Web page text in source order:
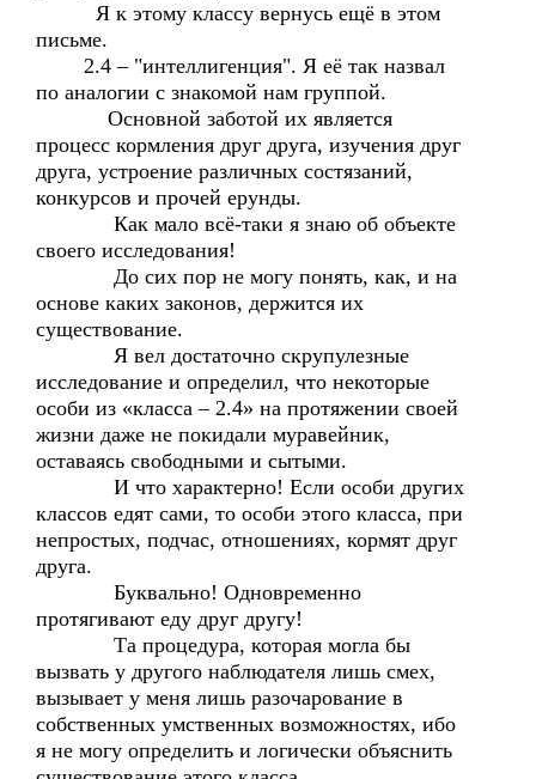
Я к этому классу вернусь ещё в этом
письме.
2.4 – "интеллигенция". Я её так назвал
по аналогии с знакомой нам группой.
Основной заботой их является
процесс кормления друг друга, изучения друг
друга, устроение различных состязаний,
конкурсов и прочей ерунды.
Как мало всё-таки я знаю об объекте
своего исследования!
До сих пор не могу понять, как, и на
основе каких законов, держится их
существование.
Я вел достаточно скрупулезные
исследование и определил, что некоторые
особи из «класса – 2.4» на протяжении своей
жизни даже не покидали муравейник,
оставаясь свободными и сытыми.
И что характерно! Если особи других
классов едят сами, то особи этого класса, при
непростых, подчас, отношениях, кормят друг
друга.
Буквально! Одновременно
протягивают еду друг другу!
Та процедура, которая могла бы
вызвать у другого наблюдателя лишь смех,
вызывает у меня лишь разочарование в
собственных умственных возможностях, ибо
я не могу определить и логически объяснить